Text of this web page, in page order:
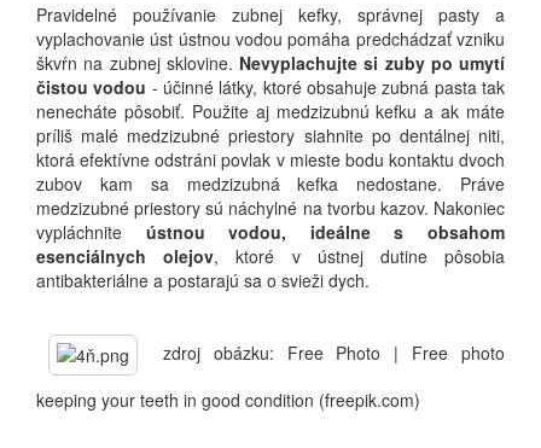
Pravidelné používanie zubnej kefky, správnej pasty a
vyplachovanie úst ústnou vodou pomáha predchádzať vzniku
škvŕn na zubnej sklovine. Nevyplachujte si zuby po umytí
čistou vodou - účinné látky, ktoré obsahuje zubná pasta tak
nenecháte pôsobiť. Použite aj medzizubnú kefku a ak máte
príliš malé medzizubné priestory siahnite po dentálnej niti,
ktorá efektívne odstráni povlak v mieste bodu kontaktu dvoch
zubov kam sa medzizubná kefka nedostane. Práve
medzizubné priestory sú náchylné na tvorbu kazov. Nakoniec
vypláchnite ústnou vodou, ideálne s obsahom
esenciálnych olejov, ktoré v ústnej dutine pôsobia
antibakteriálne a postarajú sa o svieži dych.
zdroj obázku: Free Photo | Free photo
keeping your teeth in good condition (freepik.com)